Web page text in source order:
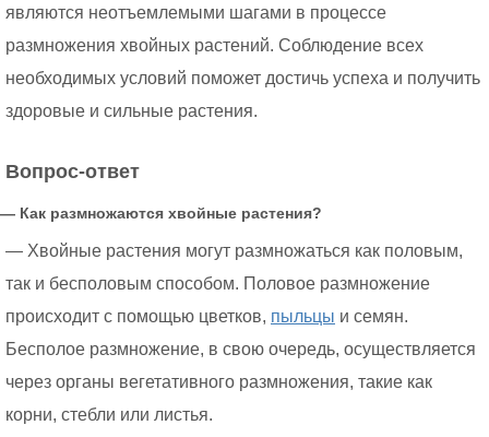
являются неотъемлемыми шагами в процессе
размножения хвойных растений. Соблюдение всех
необходимых условий поможет достичь успеха и получить
здоровые и сильные растения.
Вопрос-ответ
— Как размножаются хвойные растения?
— Хвойные растения могут размножаться как половым,
так и бесполовым способом. Половое размножение
происходит с помощью цветков, пыльцы и семян.
Бесполое размножение, в свою очередь, осуществляется
через органы вегетативного размножения, такие как
корни, стебли или листья.